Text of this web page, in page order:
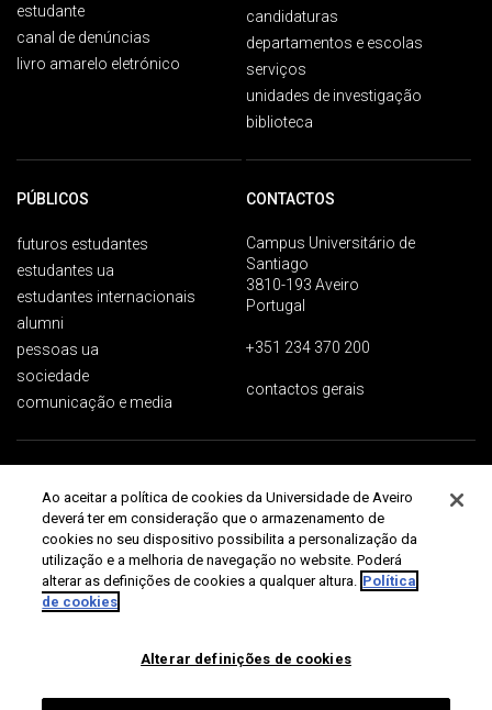
estudante
canal de denúncias
livro amarelo eletrónico
candidaturas
departamentos e escolas
serviços
unidades de investigação
biblioteca
PÚBLICOS
futuros estudantes
estudantes ua
estudantes internacionais
alumni
pessoas ua
sociedade
comunicação e media
CONTACTOS
Campus Universitário de
Santiago
3810-193 Aveiro
Portugal
+351 234 370 200
contactos gerais
Universidade de Aveiro 2026
Ao aceitar a política de cookies da Universidade de Aveiro
deverá ter em consideração que o armazenamento de
cookies no seu dispositivo possibilita a personalização da
utilização e a melhoria de navegação no website. Poderá
alterar as definições de cookies a qualquer altura. Política
de cookies
Alterar definições de cookies